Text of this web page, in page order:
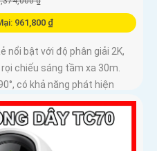
961,800 ₫
nổi bật với độ phân giải 2K,
chiếu sáng tầm xa 30m.
có khả năng phát hiện
tiện